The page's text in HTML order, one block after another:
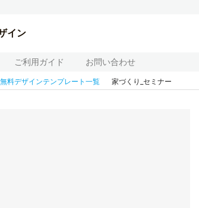
イン
ご利用ガイド お問い合わせ
料デザインテンプレート一覧 家づくり_セミナー